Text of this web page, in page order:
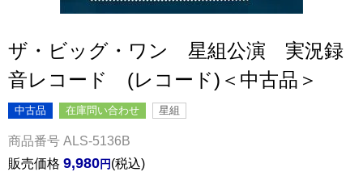
ザ・ビッグ・ワン 星組公演 実況録
音レコード (レコード)＜中古品＞
中古品 在庫問い合わせ 星組
商品番号 ALS-5136B
販売価格 9,980 税込